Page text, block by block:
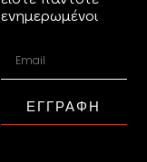
ενημερωμένοι
ΕΓΓΡΑΦΗ